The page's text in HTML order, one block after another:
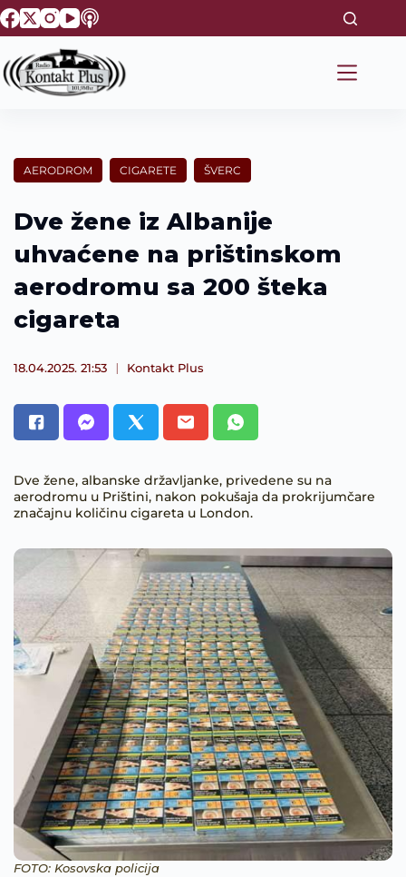
S
k
p
t
e
t
AERODROM CIGARETE ŠVERC
Dve žene iz Albanije
uhvaćene na prištinskom
aerodromu sa 200 šteka
cigareta
18.04.2025. 21:53 Kontakt Plus
Dve žene, albanske državljanke, privedene su na
aerodromu u Prištini, nakon pokušaja da prokrijumčare
značajnu količinu cigareta u London.
FOTO: Kosovska policija